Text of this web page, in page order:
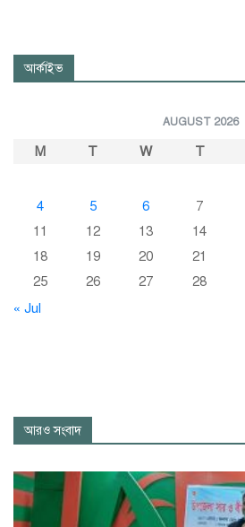
আর্কাইভ
AUGUST 2026
M T W T
4
5 6 7
11
12 13 14
18
19 20 21
25
26 27 28
« Jul
আরও সংবাদ